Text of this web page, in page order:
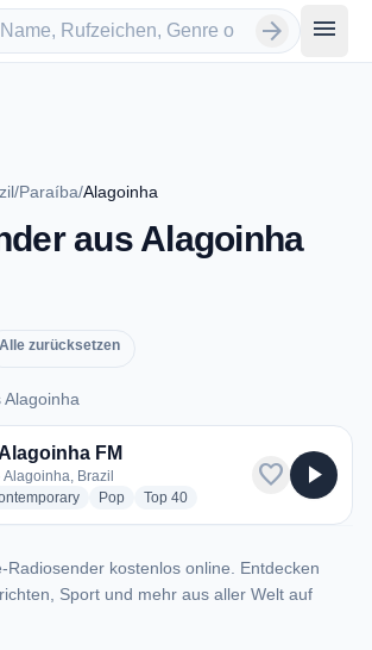
arrow_forward menu
/Paraíba/Alagoinha
aus Alagoinha
Alle zurücksetzen
Alagoinha
FM
Alagoinha, Brazil
radio stations
Popradio stations
Top 40radio stations
favorite play_arrow
Radiosender kostenlos online. Entdecken
Sport und mehr aus aller Welt auf